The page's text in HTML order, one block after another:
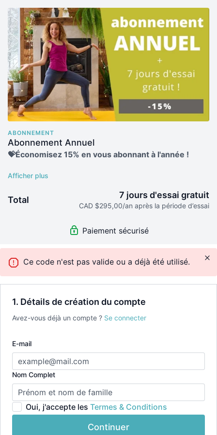
Ce code n'est pas valide ou a déjà été utilisé.
1. Détails de création du compte
Avez-vous déjà un compte ? Se connecter
E-mail
Nom Complet
Oui, j'accepte les Termes & Conditions
Continuer
ABONNEMENT
Abonnement Annuel
💝Économisez 15% en vous abonnant à l'année !
Recevez 4 BONUS pendant l'année pour
transformez votre silhouette avec des recettes et
des plans nutritionnels selon les saisons !
Accès illimité à toute la plateforme + Application
Essai gratuit 7 jours • Renouvellement automatique •
Annulation facile en 3 clic
👉🏽Après la période d'essai de 7 jours, le montant
annuel sera prélevé de façon automatique chaque
Total 7 jours d'essai gratuit
CAD $295,00/an après la période d’essai
Paiement sécurisé